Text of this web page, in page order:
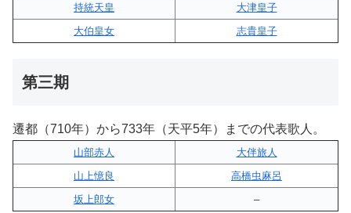
持統天皇
大津皇子
大伯皇女
志貴皇子
第三期
遷都（710年）から733年（天平5年）までの代表歌人。
山部赤人
大伴旅人
山上憶良
高橋虫麻呂
坂上郎女
–